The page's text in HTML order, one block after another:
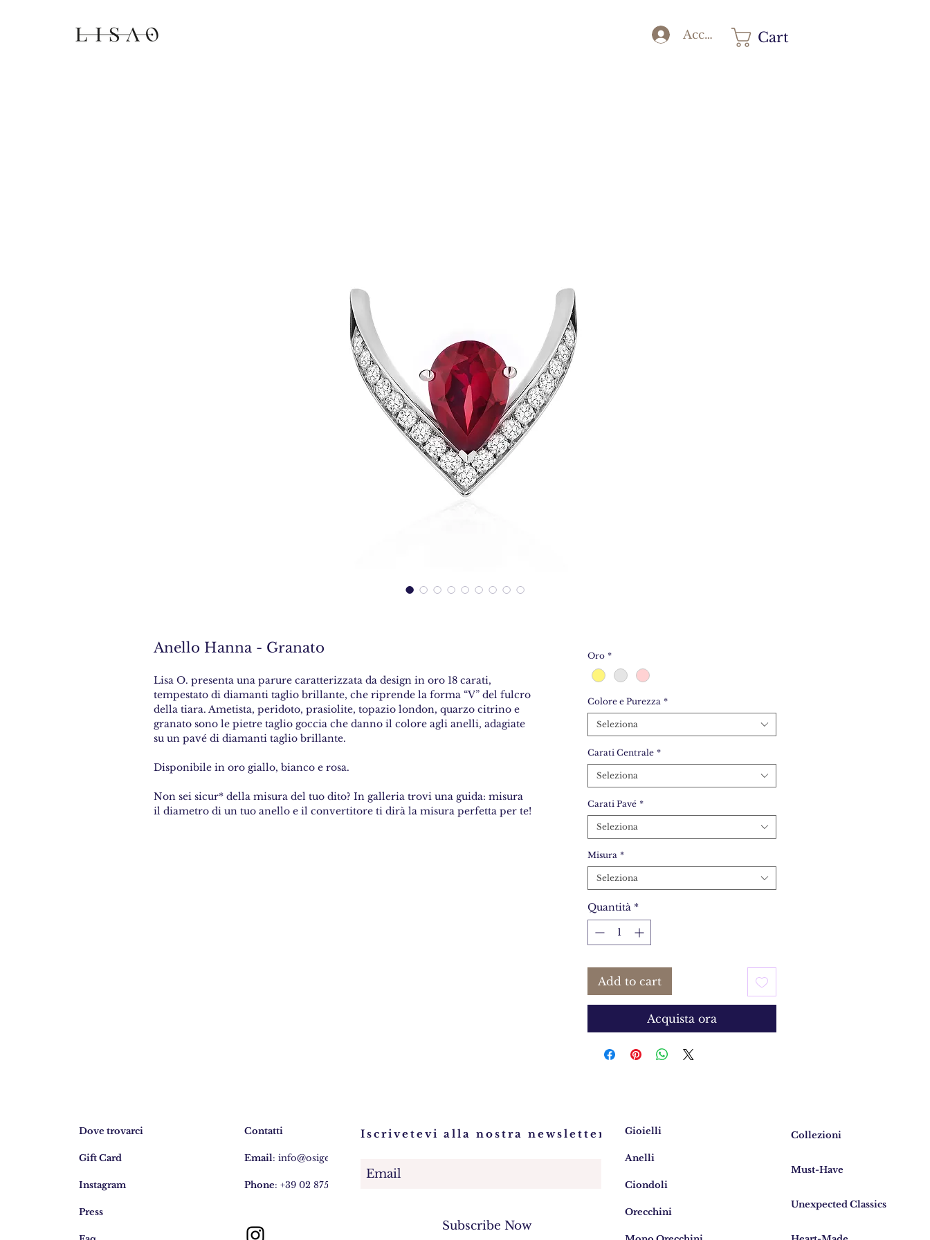
Accedi Cart
Anello Hanna - Granato
Lisa O. presenta una parure caratterizzata da design in oro 18 carati,
tempestato di diamanti taglio brillante, che riprende la forma “V” del fulcro
della tiara. Ametista, peridoto, prasiolite, topazio london, quarzo citrino e
granato sono le pietre taglio goccia che danno il colore agli anelli, adagiate
su un pavé di diamanti taglio brillante.
Disponibile in oro giallo, bianco e rosa.
Non sei sicur* della misura del tuo dito? In galleria trovi una guida: misura
il diametro di un tuo anello e il convertitore ti dirà la misura perfetta per te!
Oro *
Colore e Purezza *
Seleziona
Carati Centrale *
Seleziona
Carati Pavé *
Seleziona
Misura *
Seleziona
Quantità *
Add to cart
Acquista ora
Dove trovarci
Gift Card
Instagram
Press
Contatti
Email: info@osigem.com
Phone: +39 02 875745
Iscrivetevi alla nostra newsletter!
Subscribe Now
Gioielli
Anelli
Ciondoli
Orecchini
Collezioni
Must-Have
Unexpected Classics